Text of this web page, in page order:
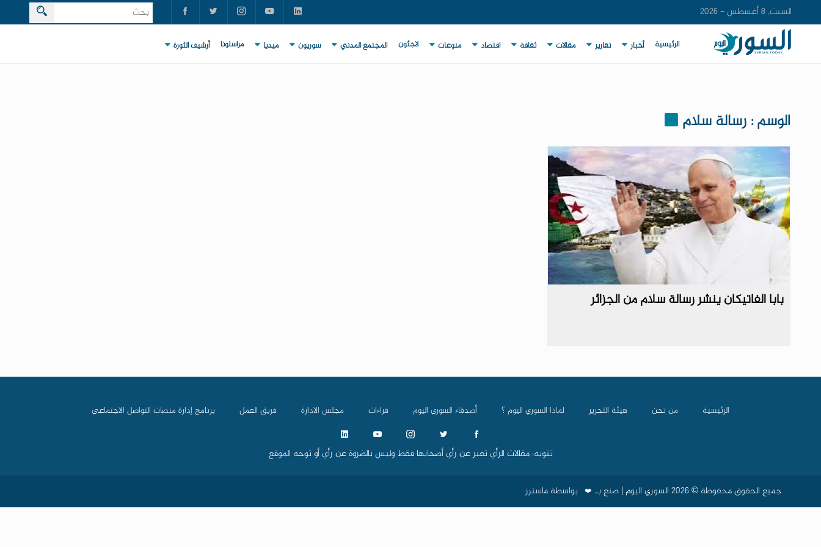
السبت, 8 أغسطس - 2026
الرئيسية أخبار تقارير مقالات ثقافة اقتصاد منوعات لاجئون المجتمع المدني سوريون ميديا مراسلونا أرشيف الثورة
الوسم : رسالة سلام
بابا الفاتيكان ينشر رسالة سلام من الجزائر
الرئيسية من نحن هيئة التحرير لماذا السوري اليوم ؟ أصدقاء السوري اليوم قراءات مجلس الادارة فريق العمل برنامج إدارة منصات التواصل الاجتماعي
تنويه: مقالات الرأي تعبر عن رأي أصحابها فقط وليس بالضروة عن رأي أو توجه الموقع
جميع الحقوق محفوظة © 2026 السوري اليوم | صنع بـ ❤️ بواسطةماسترز